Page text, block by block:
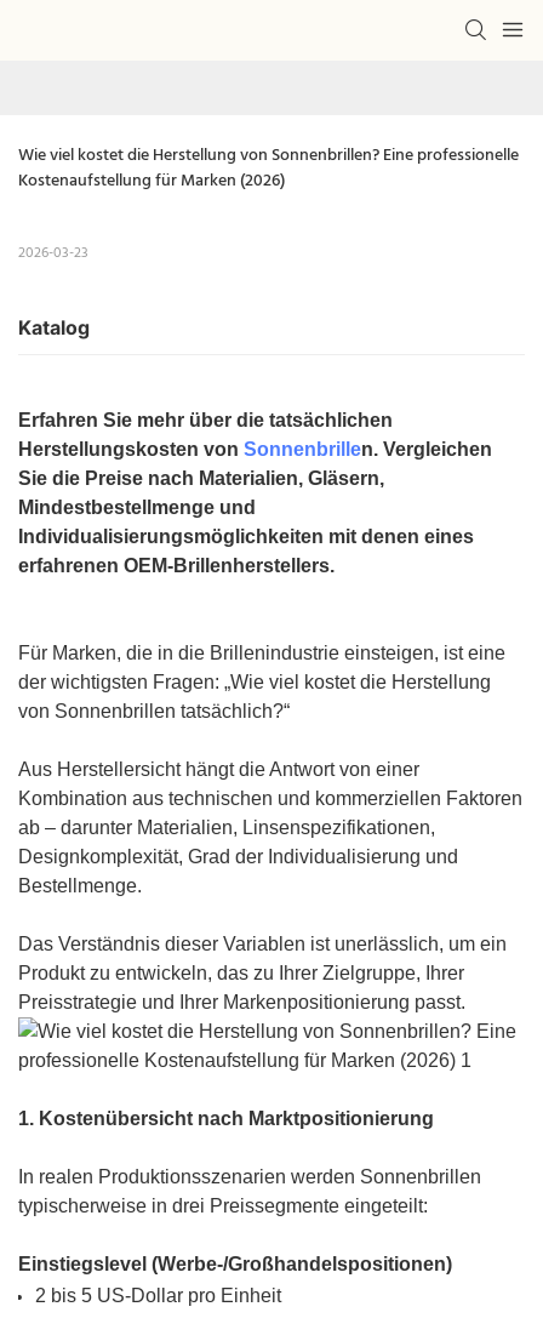
Wie viel kostet die Herstellung von Sonnenbrillen? Eine professionelle
Kostenaufstellung für Marken (2026)
2026-03-23
Katalog
Erfahren Sie mehr über die tatsächlichen
Herstellungskosten von Sonnenbrillen. Vergleichen
Sie die Preise nach Materialien, Gläsern,
Mindestbestellmenge und
Individualisierungsmöglichkeiten mit denen eines
erfahrenen OEM-Brillenherstellers.
Für Marken, die in die Brillenindustrie einsteigen, ist eine
der wichtigsten Fragen: „Wie viel kostet die Herstellung
von Sonnenbrillen tatsächlich?“
Aus Herstellersicht hängt die Antwort von einer
Kombination aus technischen und kommerziellen Faktoren
ab – darunter Materialien, Linsenspezifikationen,
Designkomplexität, Grad der Individualisierung und
Bestellmenge.
Das Verständnis dieser Variablen ist unerlässlich, um ein
Produkt zu entwickeln, das zu Ihrer Zielgruppe, Ihrer
Preisstrategie und Ihrer Markenpositionierung passt.
1. Kostenübersicht nach Marktpositionierung
In realen Produktionsszenarien werden Sonnenbrillen
typischerweise in drei Preissegmente eingeteilt:
Einstiegslevel (Werbe-/Großhandelspositionen)
2 bis 5 US-Dollar pro Einheit